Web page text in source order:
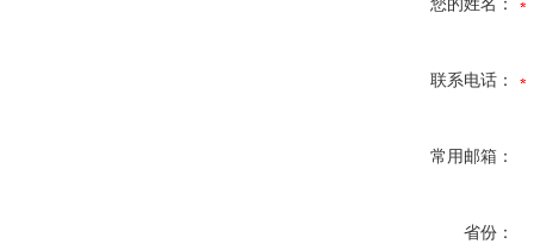
您的姓名：
联系电话：
常用邮箱：
省份：